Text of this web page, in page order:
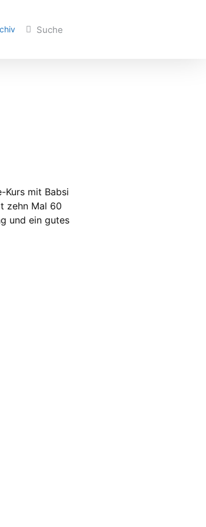
Kurs mit Babsi
zehn Mal 60
und ein gutes